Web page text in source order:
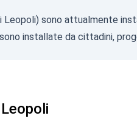
Leopoli) sono attualmente
installate da cittadini,